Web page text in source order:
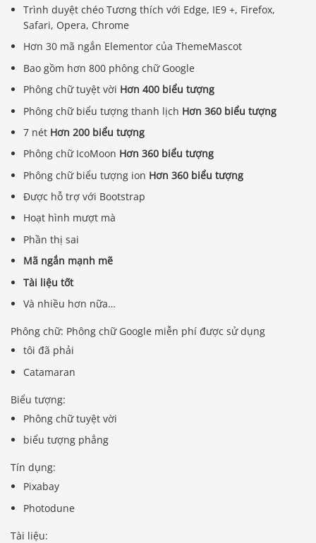
Trình duyệt chéo Tương thích với Edge, IE9 +, Firefox,
Safari, Opera, Chrome
Hơn 30 mã ngắn Elementor của ThemeMascot
Bao gồm hơn 800 phông chữ Google
Phông chữ tuyệt vời Hơn 400 biểu tượng
Phông chữ biểu tượng thanh lịch Hơn 360 biểu tượng
7 nét Hơn 200 biểu tượng
Phông chữ IcoMoon Hơn 360 biểu tượng
Phông chữ biểu tượng ion Hơn 360 biểu tượng
Được hỗ trợ với Bootstrap
Hoạt hình mượt mà
Phần thị sai
Mã ngắn mạnh mẽ
Tài liệu tốt
Và nhiều hơn nữa…
Phông chữ: Phông chữ Google miễn phí được sử dụng
tôi đã phải
Catamaran
Biểu tượng:
Phông chữ tuyệt vời
biểu tượng phẳng
Tín dụng:
Pixabay
Photodune
Tài liệu: